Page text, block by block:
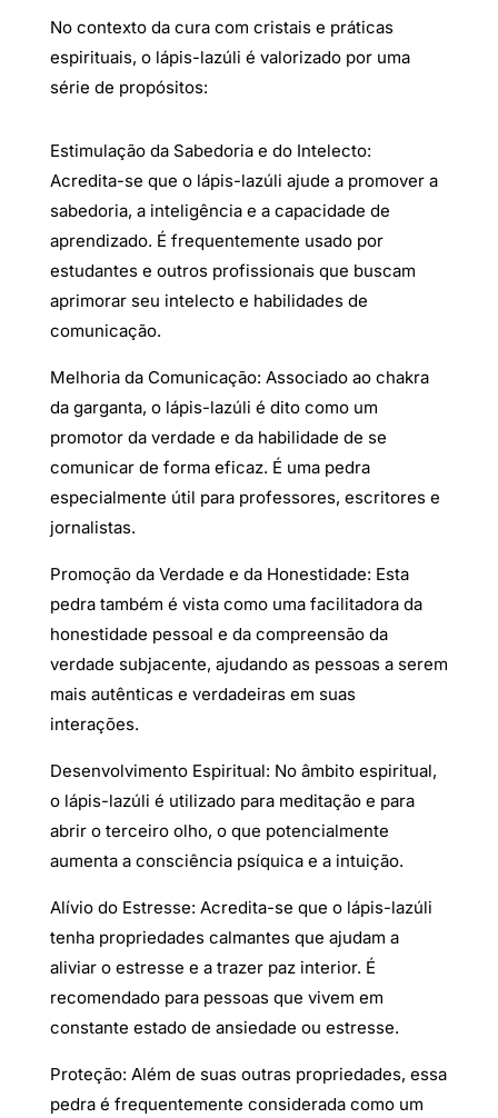
No contexto da cura com cristais e práticas
espirituais, o lápis-lazúli é valorizado por uma
série de propósitos:
Estimulação da Sabedoria e do Intelecto:
Acredita-se que o lápis-lazúli ajude a promover a
sabedoria, a inteligência e a capacidade de
aprendizado. É frequentemente usado por
estudantes e outros profissionais que buscam
aprimorar seu intelecto e habilidades de
comunicação.
Melhoria da Comunicação: Associado ao chakra
da garganta, o lápis-lazúli é dito como um
promotor da verdade e da habilidade de se
comunicar de forma eficaz. É uma pedra
especialmente útil para professores, escritores e
jornalistas.
Promoção da Verdade e da Honestidade: Esta
pedra também é vista como uma facilitadora da
honestidade pessoal e da compreensão da
verdade subjacente, ajudando as pessoas a serem
mais autênticas e verdadeiras em suas
interações.
Desenvolvimento Espiritual: No âmbito espiritual,
o lápis-lazúli é utilizado para meditação e para
abrir o terceiro olho, o que potencialmente
aumenta a consciência psíquica e a intuição.
Alívio do Estresse: Acredita-se que o lápis-lazúli
tenha propriedades calmantes que ajudam a
aliviar o estresse e a trazer paz interior. É
recomendado para pessoas que vivem em
constante estado de ansiedade ou estresse.
Proteção: Além de suas outras propriedades, essa
pedra é frequentemente considerada como um